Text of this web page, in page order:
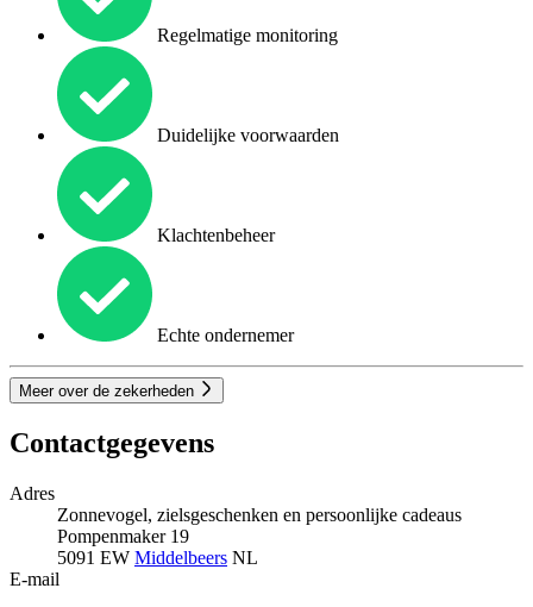
Regelmatige monitoring
Duidelijke voorwaarden
Klachtenbeheer
Echte ondernemer
Meer over de zekerheden
Contactgegevens
Adres
Zonnevogel, zielsgeschenken en persoonlijke cadeaus
Pompenmaker 19
5091 EW Middelbeers NL
E-mail